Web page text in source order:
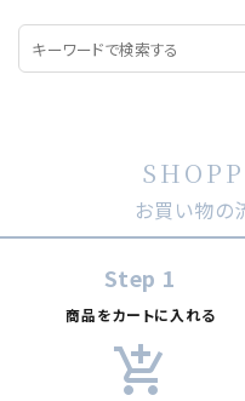
お買い物の
Step 1
商品をカートに入れる
add_shopping_cart